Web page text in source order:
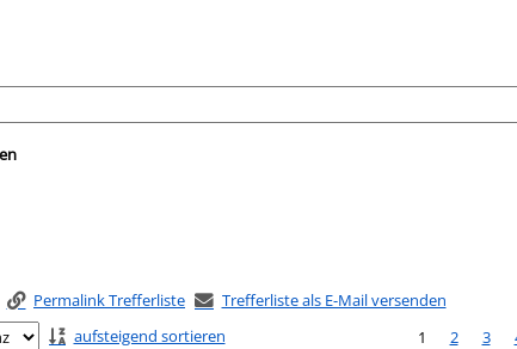
der Sie suchen wollen.
Permalink Trefferliste
Trefferliste als E-Mail versenden
aufsteigend sortieren 1 2 3